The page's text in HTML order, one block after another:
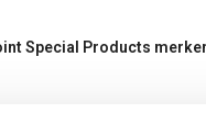
Special Products